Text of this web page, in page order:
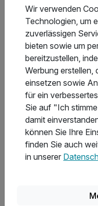
2 Übernachtungen
2 x reichhaltiges
1 x 0,5l frisch
1 x Obazda, Tomaten,
Alle
2 Übernachtungen
2 x reichhaltiges
1 x Obazda, Tomaten,
1 x bayrisches VIP
inkl. Kaffee/Tee im
5 weitere anzeigen
5,7 / 6
Hotelbewertungen
48
Wir verwenden
Technologien, um
zuverlässigen
bieten sowie um
bereitzustellen,
Werbung erstellen,
einsetzen sowie
für ein
Sie auf "Ich
damit
können Sie Ihre
finden Sie auch
in unserer